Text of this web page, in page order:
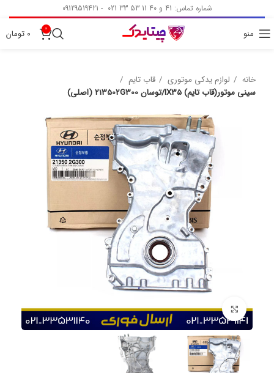
شماره تماس: 41 و 40 11 53 33 021 - 09129519421
منو 0
0 تومان
خانه لوازم یدکی موتوری
قاب تایم
سینی موتور(قاب تایم) IX35/توسان 213502G300 (اصلی)
برای بزرگنمایی کلیک کنید